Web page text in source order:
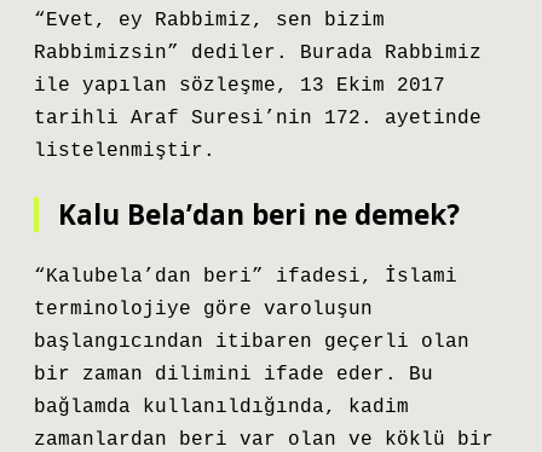
“Evet, ey Rabbimiz, sen bizim
Rabbimizsin” dediler. Burada Rabbimiz
ile yapılan sözleşme, 13 Ekim 2017
tarihli Araf Suresi’nin 172. ayetinde
listelenmiştir.
Kalu Bela’dan beri ne demek?
“Kalubela’dan beri” ifadesi, İslami
terminolojiye göre varoluşun
başlangıcından itibaren geçerli olan
bir zaman dilimini ifade eder. Bu
bağlamda kullanıldığında, kadim
zamanlardan beri var olan ve köklü bir